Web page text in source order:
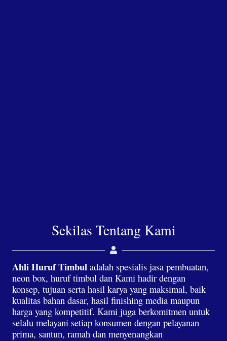
Sekilas Tentang Kami
Ahli Huruf Timbul adalah spesialis jasa pembuatan,
neon box, huruf timbul dan Kami hadir dengan
konsep, tujuan serta hasil karya yang maksimal, baik
kualitas bahan dasar, hasil finishing media maupun
harga yang kompetitif. Kami juga berkomitmen untuk
selalu melayani setiap konsumen dengan pelayanan
prima, santun, ramah dan menyenangkan